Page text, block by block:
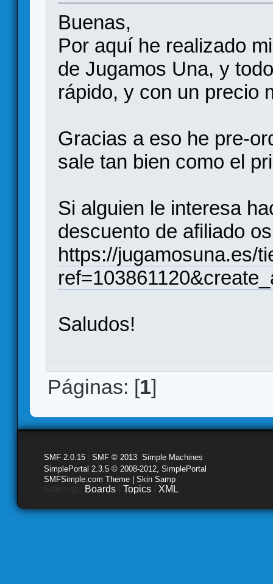
Buenas,
Por aquí he realizado
de Jugamos Una, y
rápido, y con un precio
Gracias a eso he pre-
sale tan bien como el
Si alguien le interesa
descuento de afiliado
https://jugamosuna.es/
Saludos!
Páginas: [1]
SMF 2.0.15 SMF © 2013 Simple Machines
SimplePortal 2.3.5 © 2008-2012, SimplePortal
SMFSimple.com Theme | Skin Samp
Boards Topics XML